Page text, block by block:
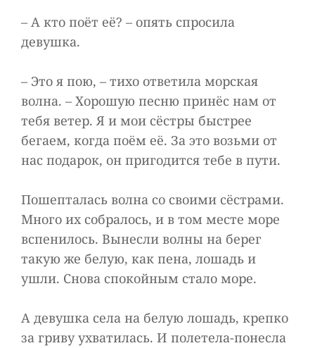
– А кто поёт её? – опять спросила
девушка.
– Это я пою, – тихо ответила морская
волна. – Хорошую песню принёс нам от
тебя ветер. Я и мои сёстры быстрее
бегаем, когда поём её. За это возьми от
нас подарок, он пригодится тебе в пути.
Пошепталась волна со своими сёстрами.
Много их собралось, и в том месте море
вспенилось. Вынесли волны на берег
такую же белую, как пена, лошадь и
ушли. Снова спокойным стало море.
А девушка села на белую лошадь, крепко
за гриву ухватилась. И полетела-понесла